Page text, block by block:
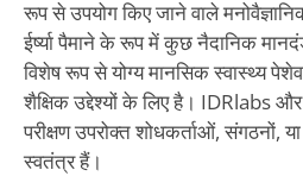
रूप से उपयोग किए जाने वाले
ईर्ष्या पैमाने के रूप में कुछ नैदानिक
विशेष रूप से योग्य मानसिक स्वास्थ्य
शैक्षिक उद्देश्यों के लिए है। IDRlabs और
परीक्षण उपरोक्त शोधकर्ताओं, संगठनों,
स्वतंत्र हैं।